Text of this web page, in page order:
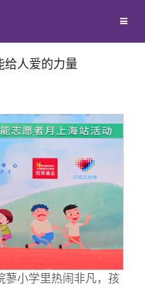
》
给人爱的力量
蓼小学里热闹非凡，孩